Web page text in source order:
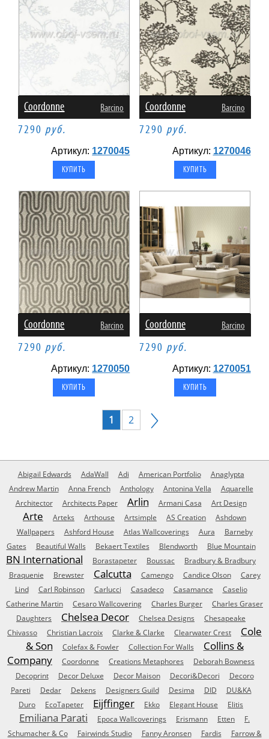
Coordonne Barcino
7290 руб.
Артикул: 1270045
Coordonne Barcino
7290 руб.
Артикул: 1270046
Coordonne Barcino
7290 руб.
Артикул: 1270050
Coordonne Barcino
7290 руб.
Артикул: 1270051
1 2
Abigail Edwards AdaWall Adi American Portfolio
Anaglypta
Andrew Martin
Anna French Anthology Antonina Vella
Aquarelle
Architector
Architects Paper Arlin Armani Casa Art Design
Arte Arteks Arthouse Artsimple AS Creation
Ashdown
Wallpapers
Ashford House Atlas Wallcoverings Aura
Barneby
Gates
Beautiful Walls Bekaert Textiles Blendworth Blue Mountain
BN International Borastapeter Boussac
Bradbury & Bradbury
Braquenie
Brewster Calcutta Camengo Candice Olson
Carey
Lind
Carl Robinson Carlucci Casadeco Casamance
Caselio
Catherine Martin
Cesaro Wallcovering Charles Burger
Charles Graser
Daughters
Chelsea Decor Chelsea Designs
Chesapeake
Chivasso
Christian Lacroix Clarke & Clarke Clearwater Crest
Cole
& Son
Colefax & Fowler Collection For Walls
Collins &
Company
Coordonne Creations Metaphores
Deborah Bowness
Decoprint
Decor Deluxe Decor Maison Decori&Decori
Decoro
Pareti
Dedar Dekens Designers Guild Desima DID
DU&KA
Duro
EcoTapeter Eijffinger Ekko Elegant House Elitis
Emiliana Parati Epoca Wallcoverings Erismann Etten
F.
Schumacher & Co
Fairwinds Studio Fanny Aronsen Fardis
Farrow &